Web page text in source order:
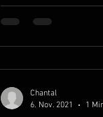
Chantal
6. Nov. 2021
1